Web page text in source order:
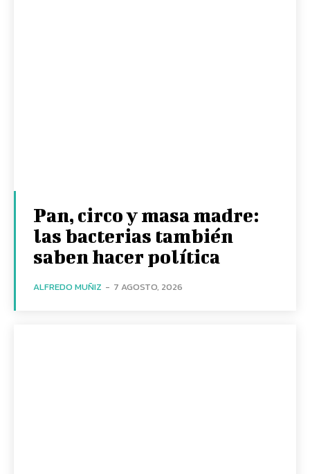
Pan, circo y masa madre:
las bacterias también
saben hacer política
ALFREDO MUÑIZ - 7 AGOSTO, 2026